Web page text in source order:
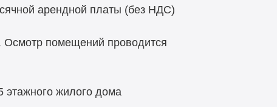
арендной платы (без НДС)
помещений проводится
жилого дома